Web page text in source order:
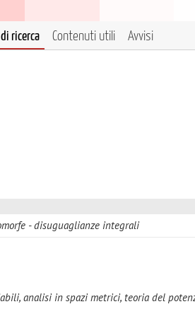
ricerca Contenuti utili Avvisi
disuguaglianze integrali
analisi in spazi metrici, teoria del